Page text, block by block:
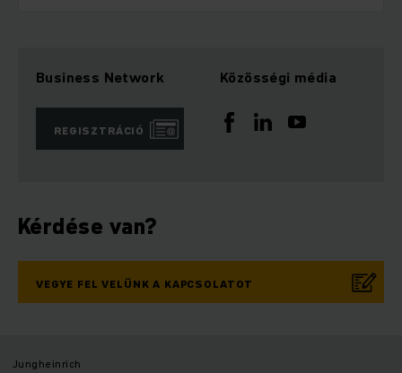
Business Network
REGISZTRÁCIÓ
Közösségi média
Kérdése van?
VEGYE FEL VELÜNK A KAPCSOLATOT
Jungheinrich